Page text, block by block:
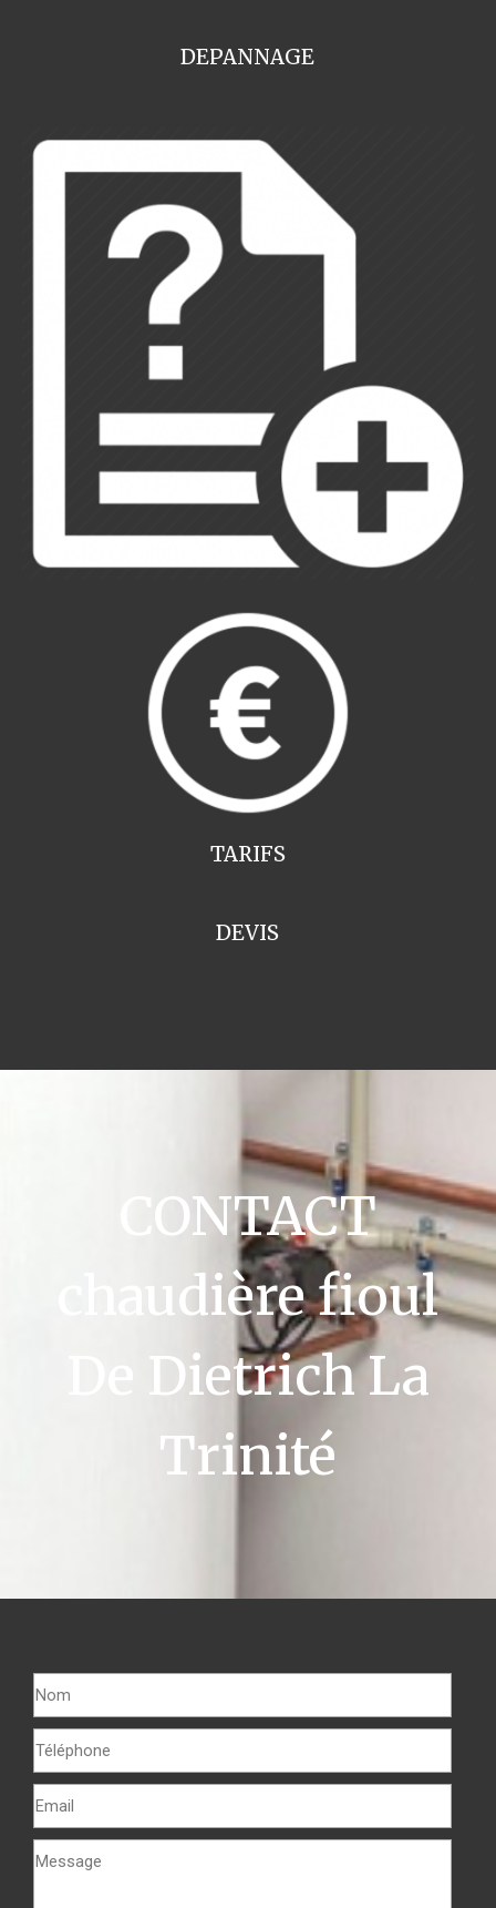
DEPANNAGE
TARIFS
DEVIS
CONTACT
chaudière fioul
De Dietrich La
Trinité